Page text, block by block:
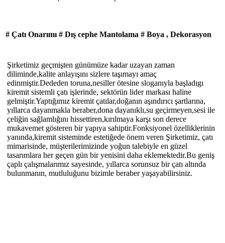
# Çatı Onarımı # Dış cephe Mantolama # Boya , Dekorasyon
Şirketimiz geçmişten günümüze kadar uzayan zaman
diliminde,kalite anlayışını sizlere taşımayı amaç
edinmiştir.Dededen toruna,nesiller ötesine sloganıyla başladıgı
kiremit sistemli çatı işlerinde, sektörün lider markası haline
gelmiştir.Yaptığımız kiremit çatılar,doğanın aşındırıcı şartlarına,
yıllarca dayanmakla beraber,dona dayanıklı,su geçirmeyen,sesi ile
çeliğin sağlamlığını hissettiren,kırılmaya karşı son derece
mukavemet gösteren bir yapıya sahiptir.Fonksiyonel özelliklerinin
yanında,kiremit sisteminde estetiğede önem veren Şirketimiz, çatı
mimarisinde, müşterilerimizinde yoğun talebiyle en güzel
tasarımlara her geçen gün bir yenisini daha eklemektedir.Bu geniş
çaplı çalışmalarımız sayesinde, yıllarca sorunsuz bir çatı altında
bulunmanın, mutluluğunu bizimle beraber yaşayabilirsiniz.